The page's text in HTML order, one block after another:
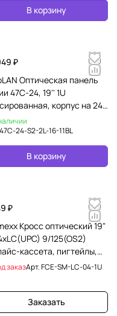
В корзину
₽
Оптическая панель
47C-24, 19'' 1U
корпус на 24
16 дуплекс LC
OS2
47C-24-S2-2L-16-11BL
В корзину
₽
Кросс оптический 19"
9/125(OS2)
кассета, пигтейлы,
заказАрт.FCE-SM-LC-04-1U
Заказать